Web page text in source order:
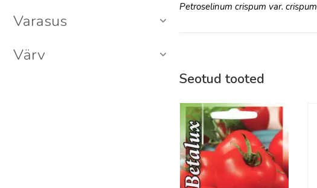
Petroselinum crispum var. crispum
Seotud tooted
Toalilled 69
Varasus
Värv